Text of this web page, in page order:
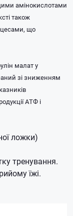
амінокислотами
також
що
малат у
зі зниженням
АТФ і
ложки)
тренування.
їжі.